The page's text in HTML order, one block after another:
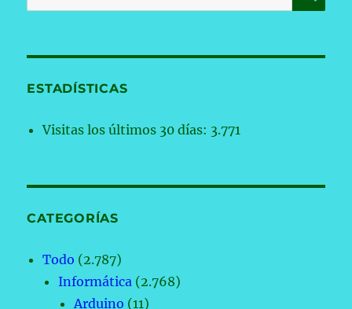
por:
ESTADÍSTICAS
Visitas los últimos 30 días: 3.771
CATEGORÍAS
Todo (2.787)
Informática (2.768)
Arduino (11)